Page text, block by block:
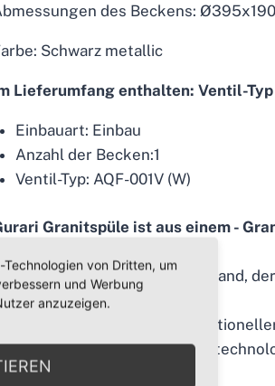
des Beckens:
Schwarz metallic
Lieferumfang enthalten: Ventil-Typ
Einbauart: Einbau
Anzahl der Becken:1
Ventil-Typ: AQF-001V (W)
Granitspüle ist aus einem -
Es besteht zu 80% aus Quarzsand,
gehört.
• Verwandelt sich mit Hilfe
Granitverbundstoff.
von Dritten, um
und Werbung
anzuzeigen.